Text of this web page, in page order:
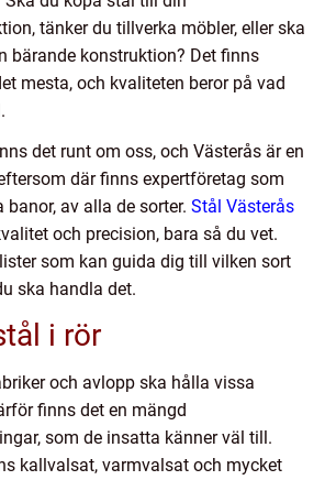
tänker du tillverka möbler, eller ska
bärande konstruktion? Det finns
mesta, och kvaliteten beror på vad
det runt om oss, och Västerås är en
där finns expertföretag som
banor, av alla de sorter. Stål Västerås
och precision, bara så du vet.
som kan guida dig till vilken sort
ska handla det.
i rör
och avlopp ska hålla vissa
finns det en mängd
som de insatta känner väl till.
kallvalsat, varmvalsat och mycket